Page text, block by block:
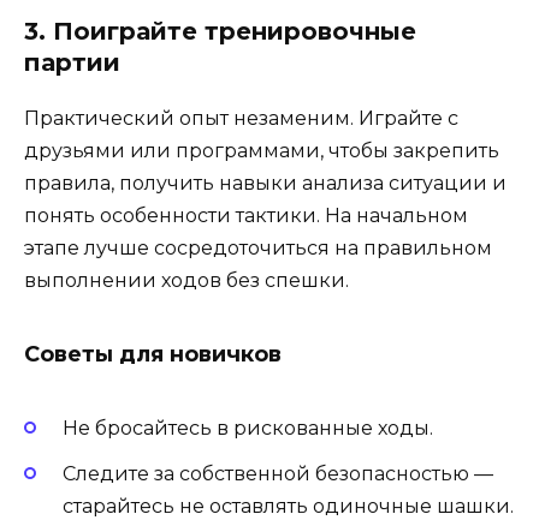
3. Поиграйте тренировочные
партии
Практический опыт незаменим. Играйте с
друзьями или программами, чтобы закрепить
правила, получить навыки анализа ситуации и
понять особенности тактики. На начальном
этапе лучше сосредоточиться на правильном
выполнении ходов без спешки.
Советы для новичков
Не бросайтесь в рискованные ходы.
Следите за собственной безопасностью —
старайтесь не оставлять одиночные шашки.